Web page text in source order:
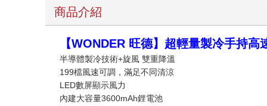
商品介紹
【WONDER 旺德】超輕量製冷手持高
半導體製冷技術+旋風 雙重降溫
199檔風速可調，滿足不同清涼
LED數屏顯示風力
內建大容量3600mAh鋰電池